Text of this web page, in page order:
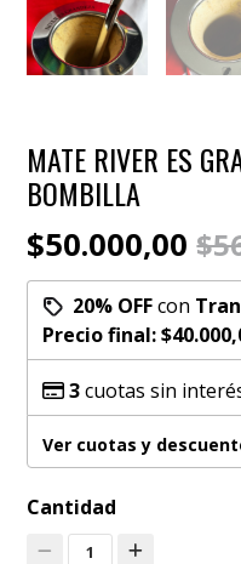
MATE RIVER ES
BOMBILLA
$50.000,00
20% OFFcon
Precio final:
3cuotas sin
Ver cuotas y
Cantidad
1